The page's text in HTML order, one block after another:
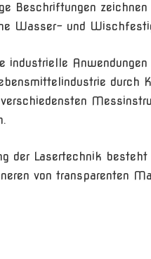
Beschriftungen
Wasser- und
industrielle
durch
der Lasertechnik
von transparenten